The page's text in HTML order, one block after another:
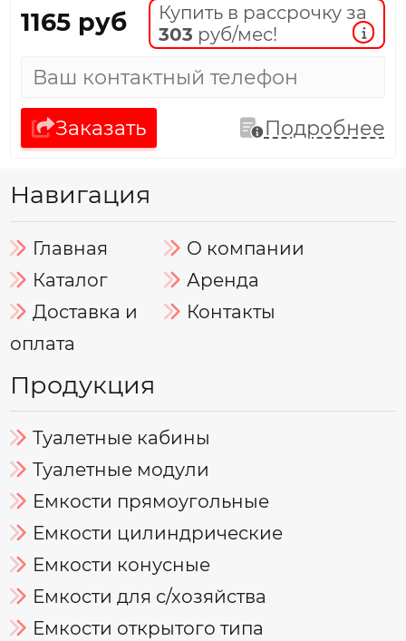
1165 руб
Купить в рассрочку за
303 руб/мес!
Заказать Подробнее
Навигация
Главная
О компании
Каталог
Аренда
Доставка и
оплата
Контакты
Продукция
Туалетные кабины
Туалетные модули
Емкости прямоугольные
Емкости цилиндрические
Емкости конусные
Емкости для с/хозяйства
Емкости открытого типа